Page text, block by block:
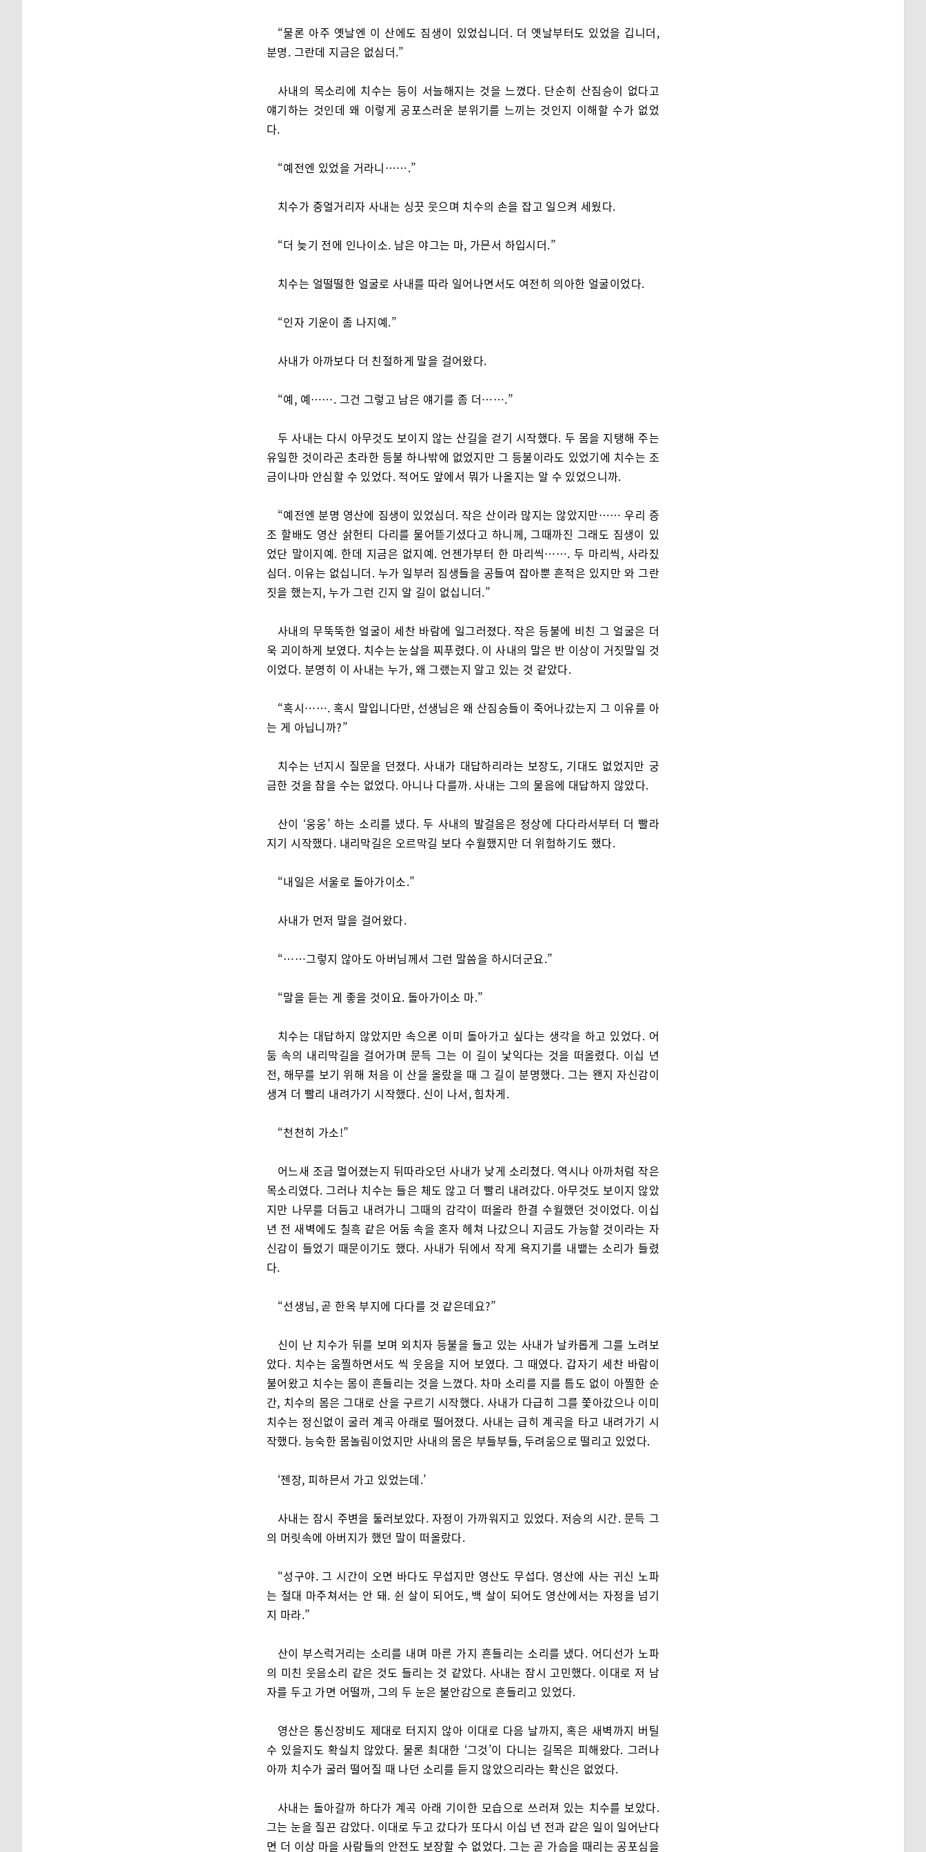
“물론 아주 옛날엔 이 산에도 짐생이 있었십니더. 더 옛날부터도 있었을 깁니더,
분명. 그란데 지금은 없심더.”
사내의 목소리에 치수는 등이 서늘해지는 것을 느꼈다. 단순히 산짐승이 없다고
얘기하는 것인데 왜 이렇게 공포스러운 분위기를 느끼는 것인지 이해할 수가 없었
다.
“예전엔 있었을 거라니…….”
치수가 중얼거리자 사내는 싱끗 웃으며 치수의 손을 잡고 일으켜 세웠다.
“더 늦기 전에 인나이소. 남은 야그는 마, 가믄서 하입시더.”
치수는 얼떨떨한 얼굴로 사내를 따라 일어나면서도 여전히 의아한 얼굴이었다.
“인자 기운이 좀 나지예.”
사내가 아까보다 더 친절하게 말을 걸어왔다.
“예, 예……. 그건 그렇고 남은 얘기를 좀 더…….”
두 사내는 다시 아무것도 보이지 않는 산길을 걷기 시작했다. 두 몸을 지탱해 주는
유일한 것이라곤 초라한 등불 하나밖에 없었지만 그 등불이라도 있었기에 치수는 조
금이나마 안심할 수 있었다. 적어도 앞에서 뭐가 나올지는 알 수 있었으니까.
“예전엔 분명 영산에 짐생이 있었심더. 작은 산이라 많지는 않았지만…… 우리 증
조 할배도 영산 삵헌티 다리를 물어뜯기셨다고 하니께, 그때까진 그래도 짐생이 있
었단 말이지예. 한데 지금은 없지예. 언젠가부터 한 마리씩……. 두 마리씩, 사라짔
심더. 이유는 없십니더. 누가 일부러 짐생들을 공들여 잡아뿐 흔적은 있지만 와 그란
짓을 했는지, 누가 그런 긴지 알 길이 없십니더.”
사내의 무뚝뚝한 얼굴이 세찬 바람에 일그러졌다. 작은 등불에 비친 그 얼굴은 더
욱 괴이하게 보였다. 치수는 눈살을 찌푸렸다. 이 사내의 말은 반 이상이 거짓말일 것
이었다. 분명히 이 사내는 누가, 왜 그랬는지 알고 있는 것 같았다.
“혹시……. 혹시 말입니다만, 선생님은 왜 산짐승들이 죽어나갔는지 그 이유를 아
는 게 아닙니까?”
치수는 넌지시 질문을 던졌다. 사내가 대답하리라는 보장도, 기대도 없었지만 궁
금한 것을 참을 수는 없었다. 아니나 다를까. 사내는 그의 물음에 대답하지 않았다.
산이 ‘웅웅’ 하는 소리를 냈다. 두 사내의 발걸음은 정상에 다다라서부터 더 빨라
지기 시작했다. 내리막길은 오르막길 보다 수월했지만 더 위험하기도 했다.
“내일은 서울로 돌아가이소.”
사내가 먼저 말을 걸어왔다.
“……그렇지 않아도 아버님께서 그런 말씀을 하시더군요.”
“말을 듣는 게 좋을 것이요. 돌아가이소 마.”
치수는 대답하지 않았지만 속으론 이미 돌아가고 싶다는 생각을 하고 있었다. 어
둠 속의 내리막길을 걸어가며 문득 그는 이 길이 낯익다는 것을 떠올렸다. 이십 년
전, 해무를 보기 위해 처음 이 산을 올랐을 때 그 길이 분명했다. 그는 왠지 자신감이
생겨 더 빨리 내려가기 시작했다. 신이 나서, 힘차게.
“천천히 가소!”
어느새 조금 멀어졌는지 뒤따라오던 사내가 낮게 소리쳤다. 역시나 아까처럼 작은
목소리였다. 그러나 치수는 들은 체도 않고 더 빨리 내려갔다. 아무것도 보이지 않았
지만 나무를 더듬고 내려가니 그때의 감각이 떠올라 한결 수월했던 것이었다. 이십
년 전 새벽에도 칠흑 같은 어둠 속을 혼자 헤쳐 나갔으니 지금도 가능할 것이라는 자
신감이 들었기 때문이기도 했다. 사내가 뒤에서 작게 욕지기를 내뱉는 소리가 들렸
다.
“선생님, 곧 한옥 부지에 다다를 것 같은데요?”
신이 난 치수가 뒤를 보며 외치자 등불을 들고 있는 사내가 날카롭게 그를 노려보
았다. 치수는 움찔하면서도 씩 웃음을 지어 보였다. 그 때였다. 갑자기 세찬 바람이
불어왔고 치수는 몸이 흔들리는 것을 느꼈다. 차마 소리를 지를 틈도 없이 아찔한 순
간, 치수의 몸은 그대로 산을 구르기 시작했다. 사내가 다급히 그를 쫓아갔으나 이미
치수는 정신없이 굴러 계곡 아래로 떨어졌다. 사내는 급히 계곡을 타고 내려가기 시
작했다. 능숙한 몸놀림이었지만 사내의 몸은 부들부들, 두려움으로 떨리고 있었다.
‘젠장, 피하믄서 가고 있었는데.’
사내는 잠시 주변을 둘러보았다. 자정이 가까워지고 있었다. 저승의 시간. 문득 그
의 머릿속에 아버지가 했던 말이 떠올랐다.
“성구야. 그 시간이 오면 바다도 무섭지만 영산도 무섭다. 영산에 사는 귀신 노파
는 절대 마주쳐서는 안 돼. 쉰 살이 되어도, 백 살이 되어도 영산에서는 자정을 넘기
지 마라.”
산이 부스럭거리는 소리를 내며 마른 가지 흔들리는 소리를 냈다. 어디선가 노파
의 미친 웃음소리 같은 것도 들리는 것 같았다. 사내는 잠시 고민했다. 이대로 저 남
자를 두고 가면 어떨까, 그의 두 눈은 불안감으로 흔들리고 있었다.
영산은 통신장비도 제대로 터지지 않아 이대로 다음 날까지, 혹은 새벽까지 버틸
수 있을지도 확실치 않았다. 물론 최대한 ‘그것’이 다니는 길목은 피해왔다. 그러나
아까 치수가 굴러 떨어질 때 나던 소리를 듣지 않았으리라는 확신은 없었다.
사내는 돌아갈까 하다가 계곡 아래 기이한 모습으로 쓰러져 있는 치수를 보았다.
그는 눈을 질끈 감았다. 이대로 두고 갔다가 또다시 이십 년 전과 같은 일이 일어난다
면 더 이상 마을 사람들의 안전도 보장할 수 없었다. 그는 곧 가슴을 때리는 공포심을